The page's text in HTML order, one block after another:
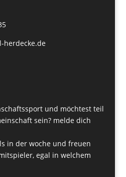
herdecke.de
und möchtest teil
sein? melde dich
in der woche und freuen
egal in welchem